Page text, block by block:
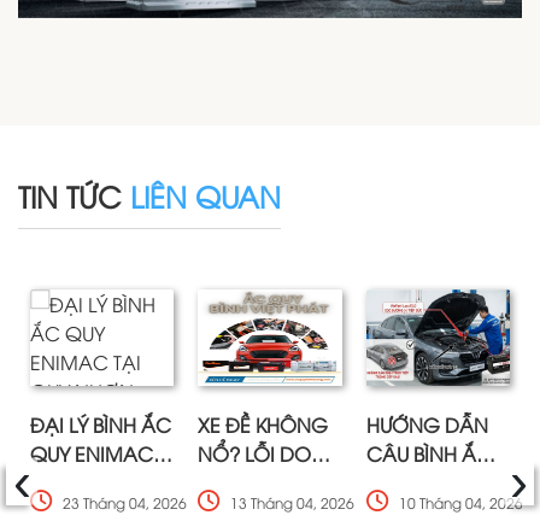
TIN TỨC LIÊN QUAN
ĐẠI LÝ BÌNH ẮC
QUY ENIMAC
23 Tháng 04, 2026
XE ĐỀ KHÔNG
NỔ? LỖI DO
DYNAMO HAY
13 Tháng 04, 2026
HƯỚNG DẪN
CÂU BÌNH ẮC
XE VINFAST
10 Tháng 04, 2026
‹ ›